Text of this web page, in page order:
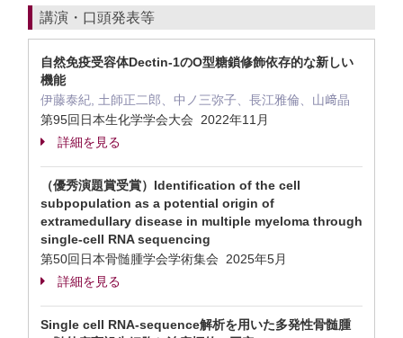
講演・口頭発表等
自然免疫受容体Dectin-1のO型糖鎖修飾依存的な新しい
機能
伊藤泰紀, 土師正二郎、中ノ三弥子、長江雅倫、山﨑晶
第95回日本生化学学会大会 2022年11月
詳細を見る
（優秀演題賞受賞）Identification of the cell
subpopulation as a potential origin of
extramedullary disease in multiple myeloma through
single-cell RNA sequencing
第50回日本骨髄腫学会学術集会 2025年5月
詳細を見る
Single cell RNA-sequence解析を用いた多発性骨髄腫